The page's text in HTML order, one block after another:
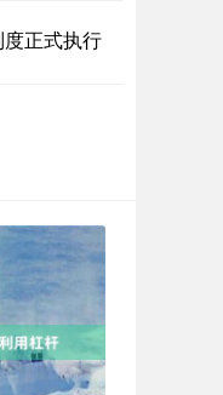
度正式执行